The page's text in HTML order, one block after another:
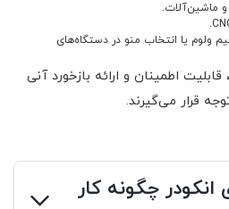
و ماشین‌آلات.
ولوم یا انتخاب منو در دستگاه‌های
اطمینان و ارائه بازخورد آنی
قرار می‌گیرند.
انکودر چگونه کار